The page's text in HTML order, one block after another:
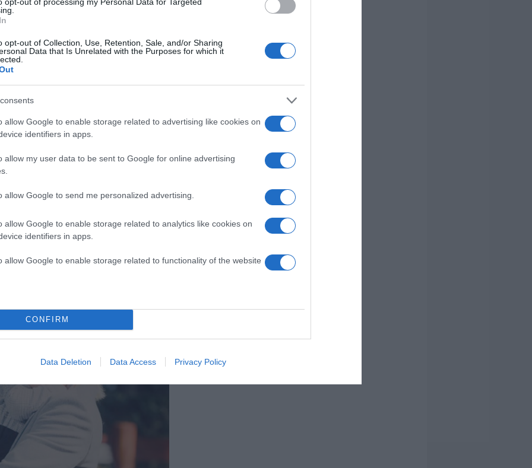
opt-out of Collection, Use, Retention, Sale, and/or Sharing
Data that Is Unrelated with the Purposes for which it
allow Google to enable storage related to advertising like cookies on
identifiers in apps.
allow my user data to be sent to Google for online advertising
allow Google to send me personalized advertising.
allow Google to enable storage related to analytics like cookies on
identifiers in apps.
allow Google to enable storage related to functionality of the website
CONFIRM
Data Deletion Data Access Privacy Policy
mindig mosolygott, csak a közvetlen baráti
Aztán minden jóra fordult, társra lelt, az ötödik
így megérkezett életébe a csoda.
s váltottam klinikát is, egyszer csak sikerült tíz
hogy végre sikerült. Addigra jutottam el arra a
még megcsinálni. Tényleg erős csajnak
el több csalódást – vallotta be a színésznő.
legnagyobb boldogsága. Zsóka ma már
a végén valóra válik.